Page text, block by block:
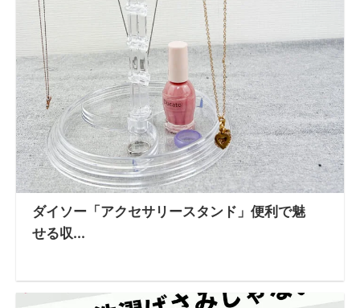
ダイソー「アクセサリースタンド」便利で魅
せる収...